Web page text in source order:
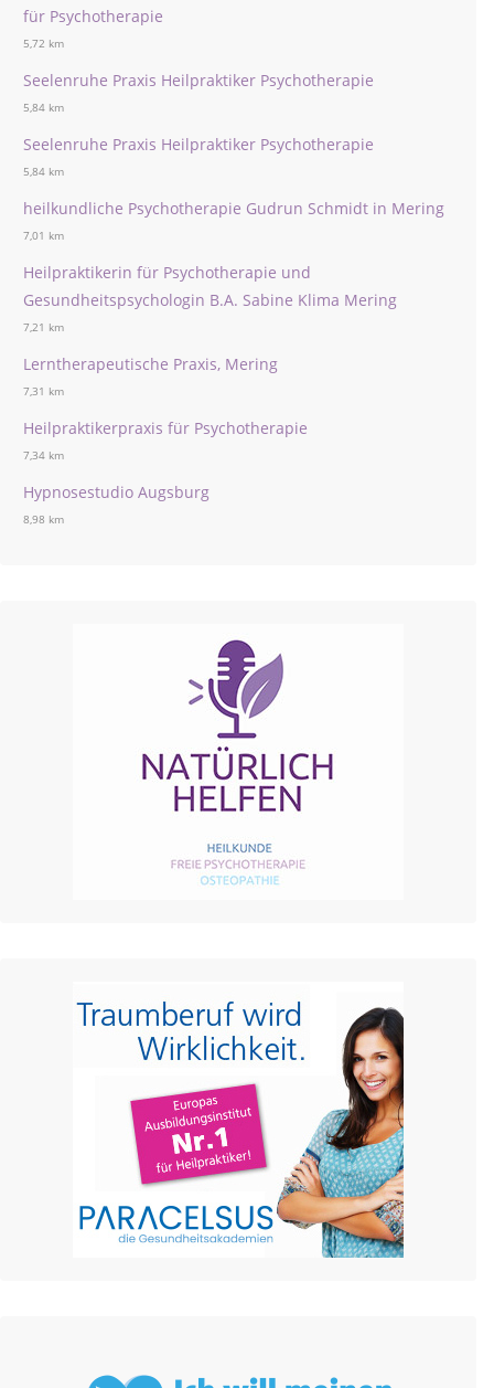
für Psychotherapie
5,72 km
Seelenruhe Praxis Heilpraktiker Psychotherapie
5,84 km
Seelenruhe Praxis Heilpraktiker Psychotherapie
5,84 km
heilkundliche Psychotherapie Gudrun Schmidt in Mering
7,01 km
Heilpraktikerin für Psychotherapie und
Gesundheitspsychologin B.A. Sabine Klima Mering
7,21 km
Lerntherapeutische Praxis, Mering
7,31 km
Heilpraktikerpraxis für Psychotherapie
7,34 km
Hypnosestudio Augsburg
8,98 km